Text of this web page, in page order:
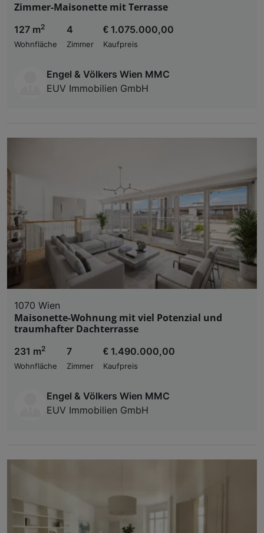
Zimmer-Maisonette mit Terrasse
127 m2
Wohnfläche
4
Zimmer
€ 1.075.000,00
Kaufpreis
Engel & Völkers Wien MMC
EUV Immobilien GmbH
1070 Wien
Maisonette-Wohnung mit viel Potenzial und
traumhafter Dachterrasse
231 m2
Wohnfläche
7
Zimmer
€ 1.490.000,00
Kaufpreis
Engel & Völkers Wien MMC
EUV Immobilien GmbH